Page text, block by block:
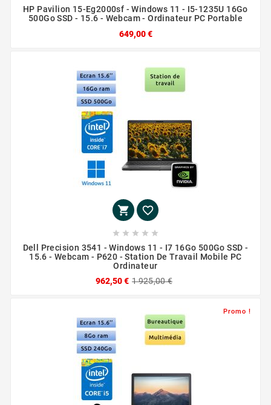
HP Pavilion 15-Eg2000sf - Windows 11 - I5-1235U 16Go
500Go SSD - 15.6 - Webcam - Ordinateur PC Portable
649,00 €
 
    
Dell Precision 3541 - Windows 11 - I7 16Go 500Go SSD -
15.6 - Webcam - P620 - Station De Travail Mobile PC
Ordinateur
962,50 € 1 925,00 €
Promo !